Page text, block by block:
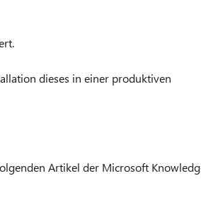
dieses in einer produktiven
Artikel der Microsoft